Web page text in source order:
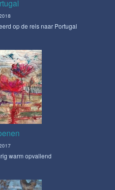
op de reis naar Portugal
warm opvallend